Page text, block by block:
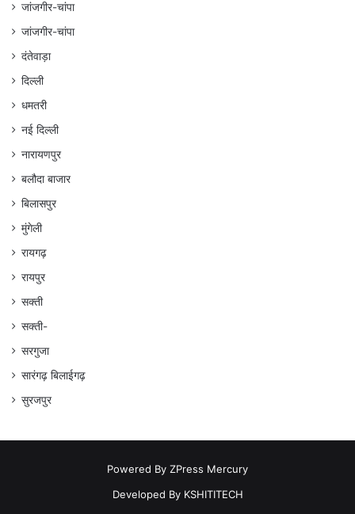
जांजगीर-चांपा
जांजगीर-चांपा
दंतेवाड़ा
दिल्ली
धमतरी
नई दिल्ली
नारायणपुर
बलौदा बाजार
बिलासपुर
मुंगेली
रायगढ़
रायपुर
सक्ती
सक्ती-
सरगुजा
सारंगढ़ बिलाईगढ़
सुरजपुर
Powered By ZPress Mercury
Developed By KSHITITECH